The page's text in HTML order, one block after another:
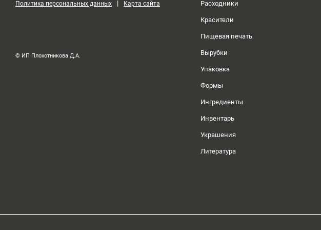
Политика персональных данных | Карта сайта
© ИП Плохотникова Д.А.
Расходники
Красители
Пищевая печать
Вырубки
Упаковка
Формы
Ингредиенты
Инвентарь
Украшения
Литература